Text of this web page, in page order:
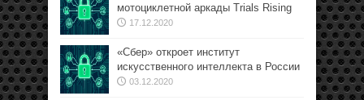
мотоциклетной аркады Trials Rising
17.12.2020
«Сбер» откроет институт
искусственного интеллекта в России
03.12.2020